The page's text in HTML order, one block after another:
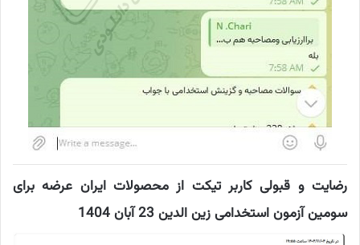
رضایت و قبولی کاربر تیکت از محصولات ایران عرضه برای
سومین آزمون استخدامی زین الدین 23 آبان 1404